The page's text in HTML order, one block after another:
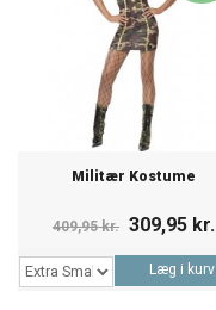
Militær Kostume
409,95 kr. 309,95 kr.
Læg i kurv